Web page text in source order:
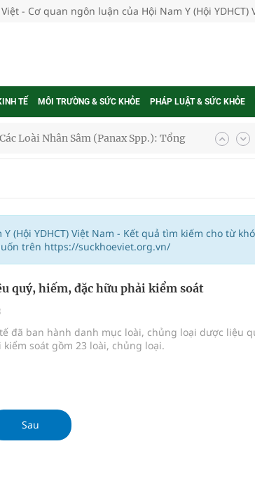
- Cơ quan ngôn luận của Hội Nam Y (Hội YDHCT)
TẾ MÔI TRƯỜNG & SỨC KHỎE PHÁP LUẬT & SỨC KHỎE
Loài Nhân Sâm (Panax Spp.): Tổng
Việt Nam
trong quản lý hoạt động nha khoa,
trường và cộng đồng
y tế nếu không đăng ký khám theo yêu
(Hội YDHCT) Việt Nam - Kết quả tìm kiếm cho từ
trên https://suckhoeviet.org.vn/
quý, hiếm, đặc hữu phải kiểm soát
đã ban hành danh mục loài, chủng loại dược liệu
soát gồm 23 loài, chủng loại.
Sau